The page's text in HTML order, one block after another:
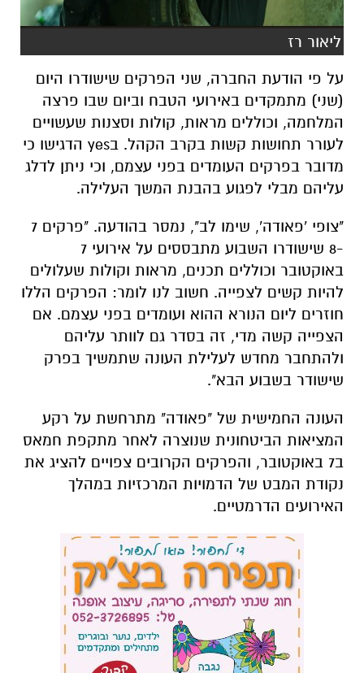
ליאור רז
על פי הודעת החברה, שני הפרקים שישודרו היום
(שני) מתמקדים באירועי הטבח וביום שבו פרצה
המלחמה, וכוללים מראות, קולות וסצנות שעשויים
לעורר תחושות קשות בקרב הקהל. בyes הדגישו כי
מדובר בפרקים העומדים בפני עצמם, וכי ניתן לדלג
עליהם מבלי לפגוע בהבנת המשך העלילה.
"צופי 'פאודה', שימו לב", נמסר בהודעה. "פרקים 7
-8 שישודרו השבוע מתבססים על אירועי 7
באוקטובר וכוללים תכנים, מראות וקולות שעלולים
להיות קשים לצפייה. חשוב לנו לומר: הפרקים הללו
חוזרים ליום הנורא ההוא ועומדים בפני עצמם. אם
הצפייה קשה מדי, זה בסדר גם לוותר עליהם
ולהתחבר מחדש לעלילת העונה שתמשיך בפרק
שישודר בשבוע הבא".
העונה החמישית של "פאודה" מתרחשת על רקע
המציאות הביטחונית שנוצרה לאחר מתקפת חמאס
ב7 באוקטובר, והפרקים הקרובים צפויים להציג את
נקודת המבט של הדמויות המרכזיות במהלך
האירועים הדרמטיים.